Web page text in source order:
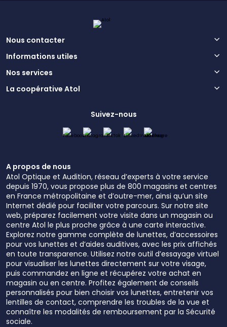
Nous contacter
Informations utiles
Nos services
La coopérative Atol
Suivez-nous
A propos de nous
Atol Optique et Audition, réseau d’experts à votre service
depuis 1970, vous propose plus de 800 magasins et centres
en France métropolitaine et d’outre-mer, ainsi qu’un site
Internet dédié pour faciliter votre parcours. Sur notre site
web, préparez facilement votre visite dans un magasin ou
centre Atol le plus proche grâce à une carte interactive.
Explorez notre gamme complète de lunettes, d’accessoires
pour vos lunettes et d’aides auditives, avec les prix affichés
en toute transparence. Utilisez notre outil d’essayage virtuel
pour visualiser les lunettes directement sur votre visage,
puis commandez en ligne et récupérez votre achat en
magasin ou en centre. Profitez également de conseils
personnalisés pour bien choisir vos lunettes, entretenir vos
lentilles de contact, comprendre les troubles de la vue et
connaître les modalités de remboursement par la Sécurité
sociale.